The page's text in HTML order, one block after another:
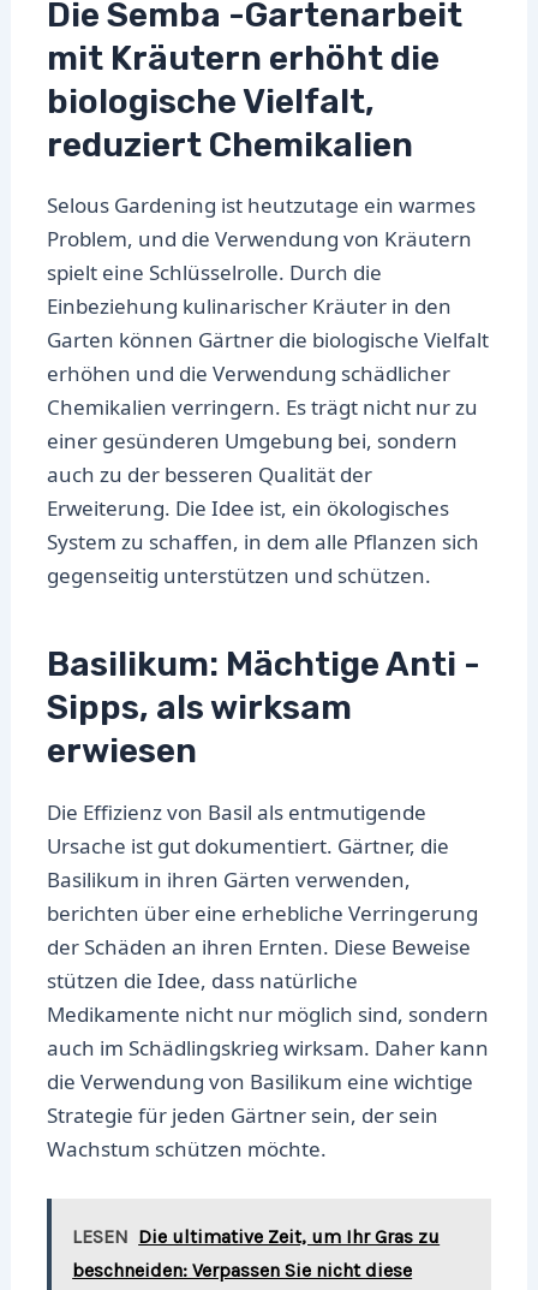
Die Semba -Gartenarbeit
mit Kräutern erhöht die
biologische Vielfalt,
reduziert Chemikalien
Selous Gardening ist heutzutage ein warmes
Problem, und die Verwendung von Kräutern
spielt eine Schlüsselrolle. Durch die
Einbeziehung kulinarischer Kräuter in den
Garten können Gärtner die biologische Vielfalt
erhöhen und die Verwendung schädlicher
Chemikalien verringern. Es trägt nicht nur zu
einer gesünderen Umgebung bei, sondern
auch zu der besseren Qualität der
Erweiterung. Die Idee ist, ein ökologisches
System zu schaffen, in dem alle Pflanzen sich
gegenseitig unterstützen und schützen.
Basilikum: Mächtige Anti -
Sipps, als wirksam
erwiesen
Die Effizienz von Basil als entmutigende
Ursache ist gut dokumentiert. Gärtner, die
Basilikum in ihren Gärten verwenden,
berichten über eine erhebliche Verringerung
der Schäden an ihren Ernten. Diese Beweise
stützen die Idee, dass natürliche
Medikamente nicht nur möglich sind, sondern
auch im Schädlingskrieg wirksam. Daher kann
die Verwendung von Basilikum eine wichtige
Strategie für jeden Gärtner sein, der sein
Wachstum schützen möchte.
LESEN Die ultimative Zeit, um Ihr Gras zu
beschneiden: Verpassen Sie nicht diese